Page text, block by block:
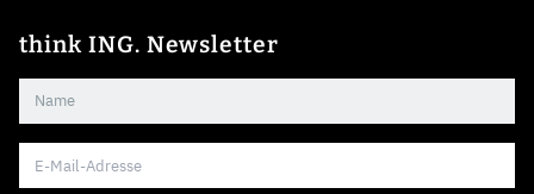
think ING. Newsletter